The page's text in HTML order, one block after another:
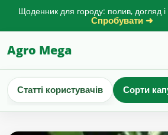
Щоденник для городу: полив, догляд і
Спробувати ➜
Agro Mega
Статті користувачів Сорти